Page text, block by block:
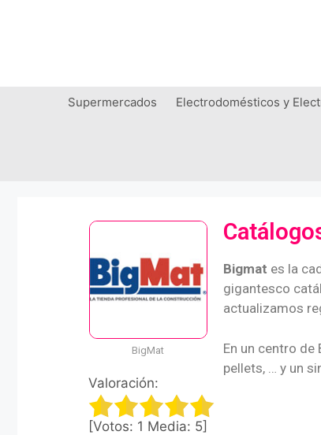
Supermercados Electrodomésticos y
BigMat
Valoración:
[Votos: 1 Media: 5]
Bigmat es la
gigantesco
actualizamos
En un centro
pellets, … y un